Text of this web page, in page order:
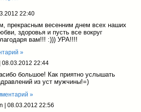
22:40
прекрасным весенним днем всех наших
здоровья и пусть все вокруг
вам!!! :))) УРА!!!!
»
08.03.2012 22:44
большое! Как приятно услышать
из уст мужчины!=)
»
| 08.03.2012 22:56